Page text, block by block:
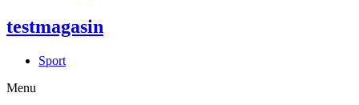
testmagasin
Sport
Menu